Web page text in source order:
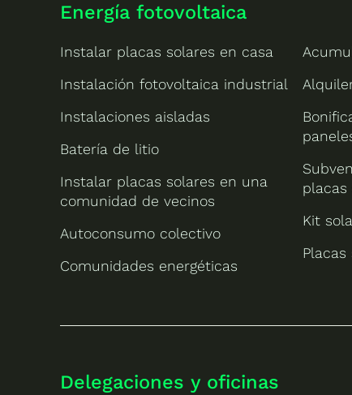
Energía fotovoltaica
Instalar placas solares en casa
Instalación fotovoltaica industrial
Instalaciones aisladas
Batería de litio
Instalar placas solares en una
comunidad de vecinos
Autoconsumo colectivo
Comunidades energéticas
placas
Kit
Placas
Delegaciones y oficinas